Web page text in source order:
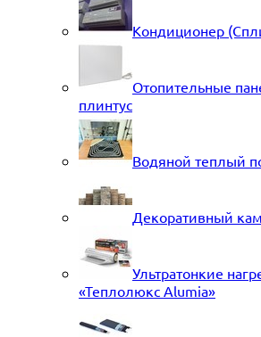
Кондиционер
Отопительные
плинтус
Водяной теплый
Декоративный
Ультратонкие
«Теплолюкс Alumia»